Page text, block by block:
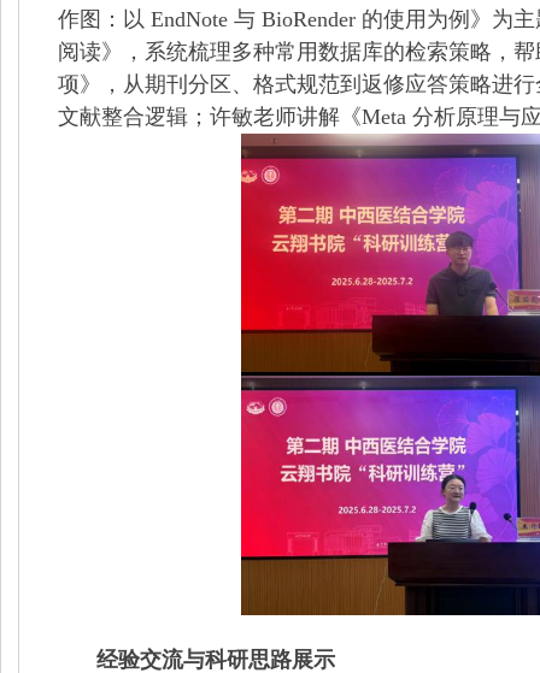
作图：以 EndNote 与 BioRender 的使用为例》为
阅读》，系统梳理多种常用数据库的检索策略，
项》，从期刊分区、格式规范到返修应答策略进
文献整合逻辑；许敏老师讲解《Meta 分析原理与
经验交流与科研思路展示